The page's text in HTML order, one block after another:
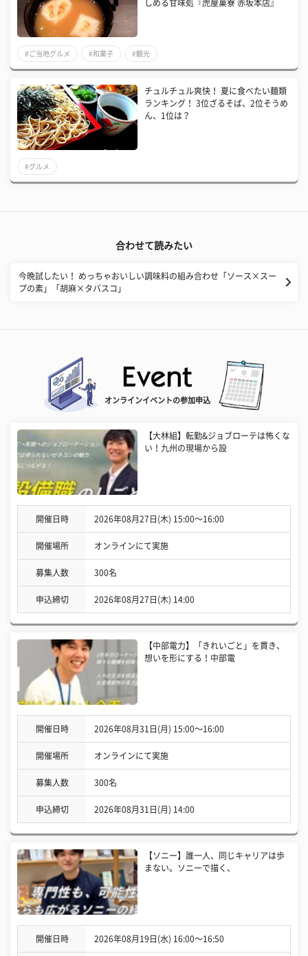
しめる甘味処『虎屋菓寮 赤坂本店』
#ご当地グルメ #和菓子 #観光
チュルチュル爽快！ 夏に食べたい麺類
ランキング！ 3位ざるそば、2位そうめ
ん、1位は？
#グルメ
合わせて読みたい
今晩試したい！ めっちゃおいしい調味料の組み合わせ「ソース×スー
プの素」「胡麻×タバスコ」
オンラインイベントの参加申込
【大林組】転勤&ジョブローテは怖くな
い！九州の現場から設
開催日時 2026年08月27日(木) 15:00〜16:00
開催場所 オンラインにて実施
募集人数 300名
申込締切 2026年08月27日(木) 14:00
【中部電力】「きれいごと」を貫き、
想いを形にする！中部電
開催日時 2026年08月31日(月) 15:00〜16:00
開催場所 オンラインにて実施
募集人数 300名
申込締切 2026年08月31日(月) 14:00
【ソニー】誰一人、同じキャリアは歩
まない。ソニーで描く、
開催日時 2026年08月19日(水) 16:00〜16:50